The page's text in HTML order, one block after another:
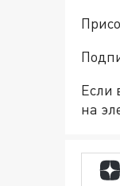
Если
на